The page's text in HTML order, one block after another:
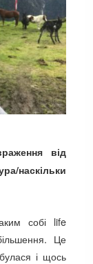
від
наскільки
собі life
Це
і щось